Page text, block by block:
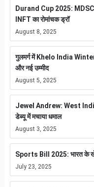
Durand Cup 2025: MDSC
INFT का रोमांचक ड्रॉ
August 8, 2025
गुलमर्ग में Khelo India Winter
और नई उम्मीद
August 5, 2025
Jewel Andrew: West
डेब्यू में मचाया धमाल
August 3, 2025
Sports Bill 2025: भारत के
July 23, 2025